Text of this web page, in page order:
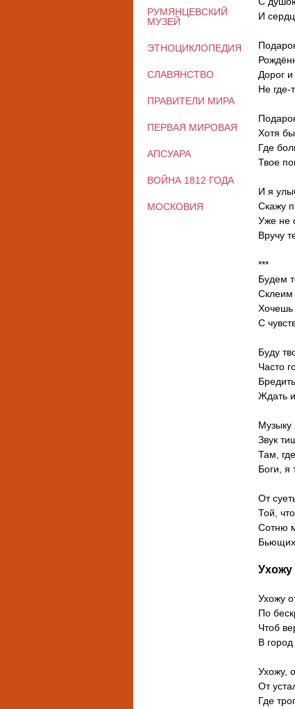
И
Дорог
Не где-
Хотя
Где
Твое
И я
Скажу
Уже не
Вручу
***
Будем
Склеим
Хочешь
С
Буду
Часто
Ждать
Звук
Там,
Боги, я
От
Той,
Сотню
Ухожу
Ухожу
По
Чтоб
В город
Ухожу,
От
Где
РУМЯНЦЕВСКИЙ
МУЗЕЙ
ЭТНОЦИКЛОПЕДИЯ
СЛАВЯНСТВО
ПРАВИТЕЛИ МИРА
ПЕРВАЯ МИРОВАЯ
АПСУАРА
ВОЙНА 1812 ГОДА
МОСКОВИЯ